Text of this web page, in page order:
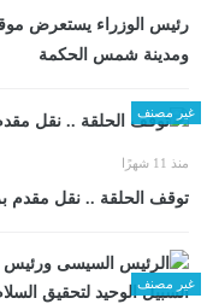
رئيس الوزراء يستعرض
ومدينة شمس الحكمة
غير مصنف
منذ 11 شهرًا
توقف الحلقة .. نقل مقدم برنامج 90 دقيقة إلى
غير مصنف